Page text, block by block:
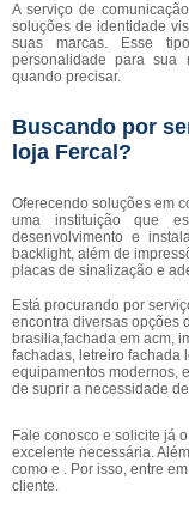
A serviço de
soluções de identidade
suas marcas. Esse
personalidade para sua
quando precisar.
Buscando por
loja Fercal?
Oferecendo soluções em
uma instituição que
desenvolvimento e
backlight, além de
placas de sinalização e
Está procurando por
encontra diversas opções
brasilia,fachada em acm,
fachadas, letreiro fachada
equipamentos modernos,
de suprir a necessidade
Fale conosco e solicite já
excelente necessária.
como e . Por isso, entre
cliente.